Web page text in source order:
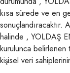
kısa sürede ve en
sonuçlandıracaktır.
halinde , YOLDAŞ
kurulunca belirlenen
kişisel veri